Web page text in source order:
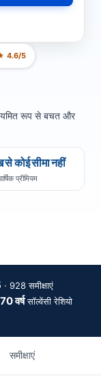
4.6/5
रूप से बचत और
से कोई सीमा नहीं
प्रीमियम
· 928 समीक्षाएं
70 वर्षसॉल्वेंसी रेशियो
समीक्षाएं